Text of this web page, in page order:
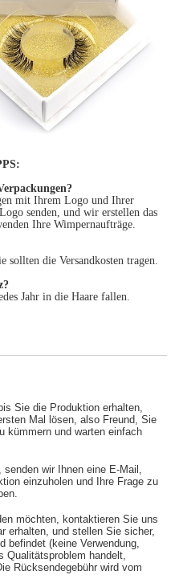
mit Ihrem Logo und Ihrer
senden, und wir erstellen das
Ihre Wimpernaufträge.
sollten die Versandkosten tragen.
Jahr in die Haare fallen.
Sie die Produktion erhalten,
Mal lösen, also Freund, Sie
kümmern und warten einfach
wir Ihnen eine E-Mail,
einzuholen und Ihre Frage zu
möchten, kontaktieren Sie uns
erhalten, und stellen Sie sicher,
befindet (keine Verwendung,
Qualitätsproblem handelt,
Rücksendegebühr wird vom